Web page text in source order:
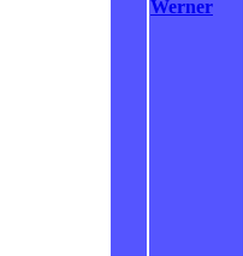
Werner